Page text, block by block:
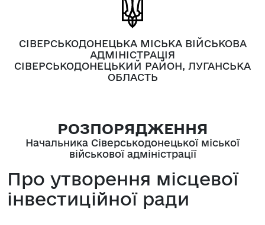
СІВЕРСЬКОДОНЕЦЬКА МІСЬКА ВІЙСЬКОВА
АДМІНІСТРАЦІЯ
СІВЕРСЬКОДОНЕЦЬКИЙ РАЙОН, ЛУГАНСЬКА
ОБЛАСТЬ
РОЗПОРЯДЖЕННЯ
Начальника Сіверськодонецької міської
військової адміністрації
Про утворення місцевої
інвестиційної ради